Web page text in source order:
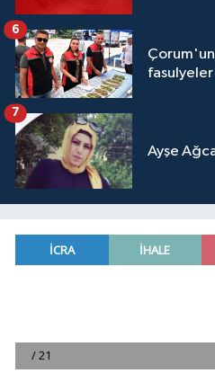
fasulyeler
6
Ayşe
7